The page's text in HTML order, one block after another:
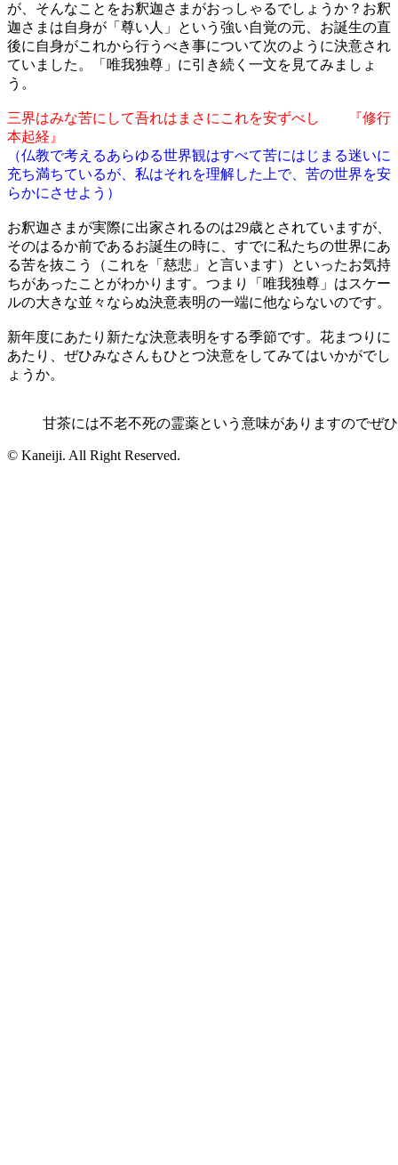
が、そんなことをお釈迦さまがおっしゃるでしょうか？お釈
迦さまは自身が「尊い人」という強い自覚の元、お誕生の直
後に自身がこれから行うべき事について次のように決意され
ていました。「唯我独尊」に引き続く一文を見てみましょ
う。
三界はみな苦にして吾れはまさにこれを安ずべし
『修行
本起経』
（仏教で考えるあらゆる世界観はすべて苦にはじまる迷いに
充ち満ちているが、私はそれを理解した上で、苦の世界を安
らかにさせよう）
お釈迦さまが実際に出家されるのは29歳とされていますが、
そのはるか前であるお誕生の時に、すでに私たちの世界にあ
る苦を抜こう（これを「慈悲」と言います）といったお気持
ちがあったことがわかります。つまり「唯我独尊」はスケー
ルの大きな並々ならぬ決意表明の一端に他ならないのです。
新年度にあたり新たな決意表明をする季節です。花まつりに
あたり、ぜひみなさんもひとつ決意をしてみてはいかがでし
ょうか。
甘茶には不老不死の霊薬という意味がありますのでぜ
© Kaneiji. All Right Reserved.